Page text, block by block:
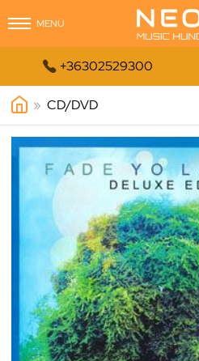
MENÜ
 +36302529300
» CD/DVD